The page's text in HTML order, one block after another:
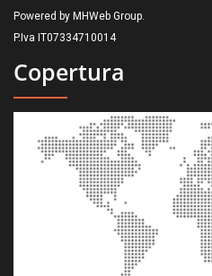
Powered by MHWeb Group.
P.Iva IT07334710014
Copertura